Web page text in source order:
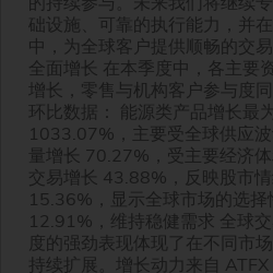
础设施、可靠的执行能力，并
中，为全球客户提供顺畅的交
全面增长 在本季度中，各主要
增长，零售与机构客户参与度
环比数据： 能源类产品增长最
1033.07%，主要受全球供应
量增长 70.27%，受主要经济
交易增长 43.88%，反映股市
15.36%，显示全球市场的选择
12.91%，维持稳健需求 全球
度的强劲表现体现了在不同市
持续扩展。增长动力来自